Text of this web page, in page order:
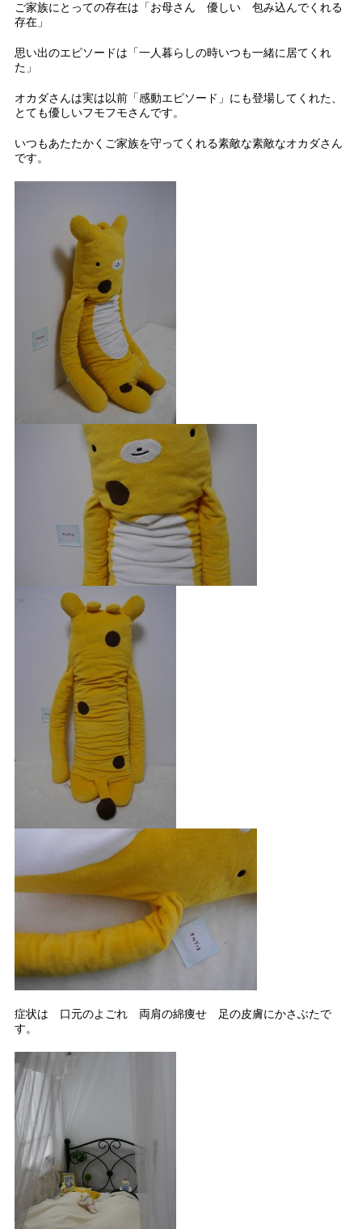
ご家族にとっての存在は「お母さん 優しい 包み込んでくれる
存在」
思い出のエピソードは「一人暮らしの時いつも一緒に居てくれ
た」
オカダさんは実は以前「感動エピソード」にも登場してくれた、
とても優しいフモフモさんです。
いつもあたたかくご家族を守ってくれる素敵な素敵なオカダさん
です。
症状は 口元のよごれ 両肩の綿痩せ 足の皮膚にかさぶたで
す。